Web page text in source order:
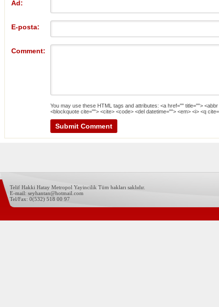
Ad:
E-posta:
Comment:
You may use these HTML tags and attributes: <a href="" title="">
<blockquote cite=""> <cite> <code> <del datetime=""> <em> <i> <q
Telif Hakki Hatay Metropol Yayincilik Tüm hakları saklıdır.
E-mail: seyhantan@hotmail.com
Tel/Fax: 0(532) 518 00 97